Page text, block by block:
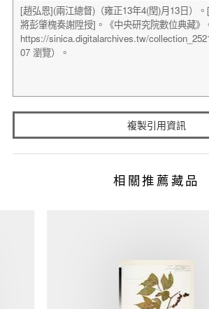
複製引用資訊
相關推薦藏品